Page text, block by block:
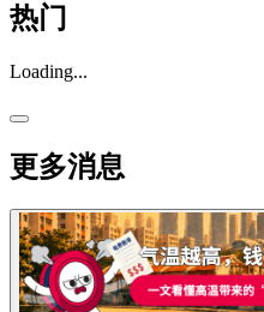
热门
Loading...
更多消息